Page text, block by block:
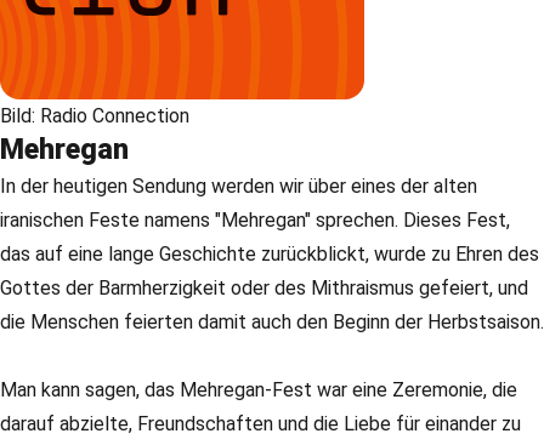
Bild: Radio Connection
Mehregan
In der heutigen Sendung werden wir über eines der alten
iranischen Feste namens "Mehregan" sprechen. Dieses Fest,
das auf eine lange Geschichte zurückblickt, wurde zu Ehren des
Gottes der Barmherzigkeit oder des Mithraismus gefeiert, und
die Menschen feierten damit auch den Beginn der Herbstsaison.
Man kann sagen, das Mehregan-Fest war eine Zeremonie, die
darauf abzielte, Freundschaften und die Liebe für einander zu